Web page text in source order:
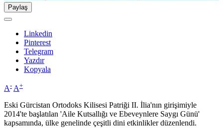
Paylaş
Linkedin
Pinterest
Telegram
Yazdır
Kopyala
A- A+
Eski Gürcistan Ortodoks Kilisesi Patriği II. İlia'nın girişimiyle
2014'te başlatılan 'Aile Kutsallığı ve Ebeveynlere Saygı Günü'
kapsamında, ülke genelinde çeşitli dini etkinlikler düzenlendi.